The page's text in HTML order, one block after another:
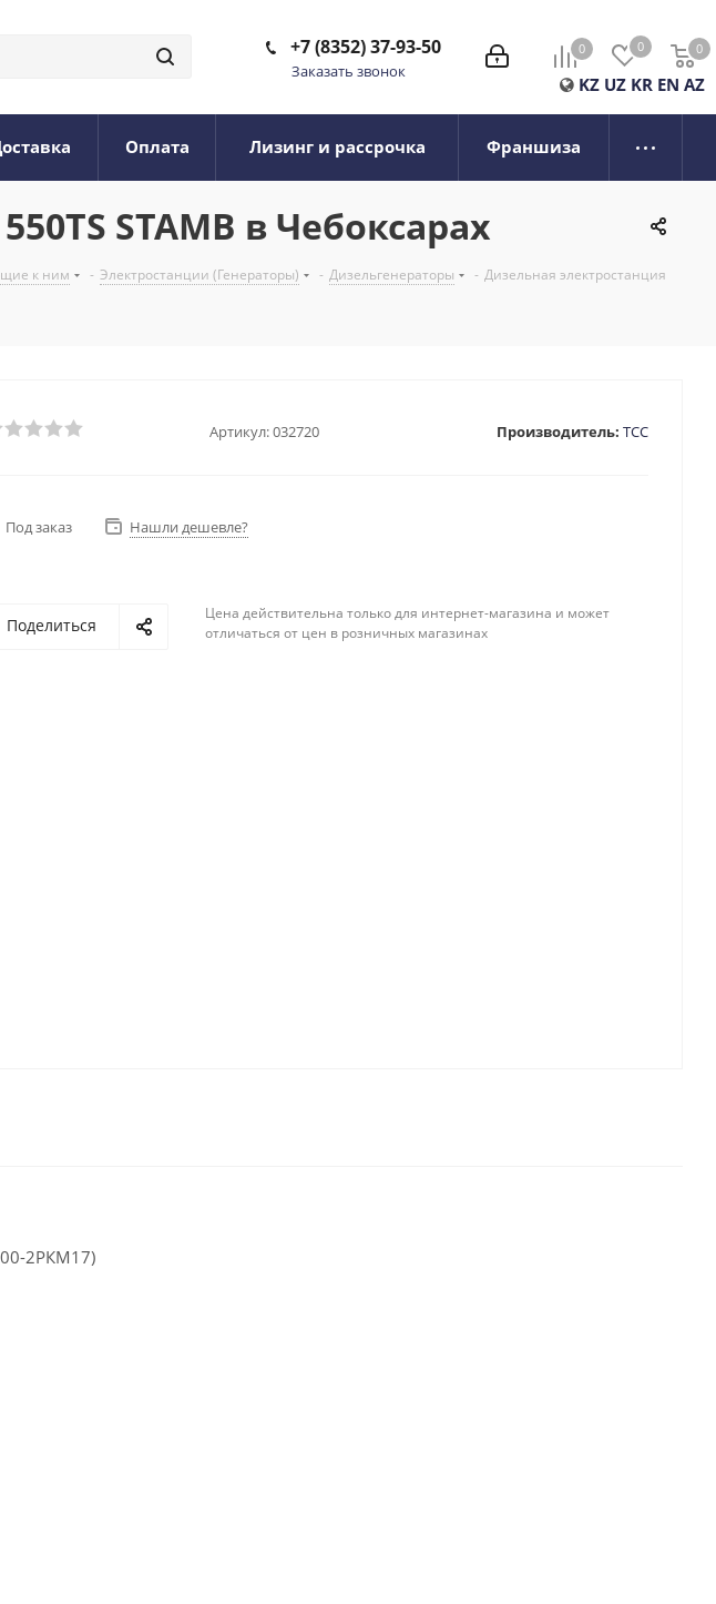
0 0 0
0
KZ UZ KR EN AZ
+7 (8352) 37-93-50
Заказать звонок
Оплата Лизинг и рассрочка Франшиза
STAMB в Чебоксарах
к ним - Электростанции (Генераторы) - Дизельгенераторы - Дизельная электростанция
Артикул:032720 Производитель: ТСС
Под заказ Нашли дешевле?
Поделиться
Цена действительна только для интернет-магазина и может
отличаться от цен в розничных магазинах
2РКМ17)